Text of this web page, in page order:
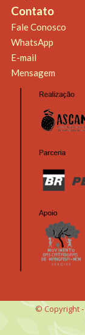
Contato
Fale Conosco
WhatsApp
E-mail
Mensagem
© Copyright -